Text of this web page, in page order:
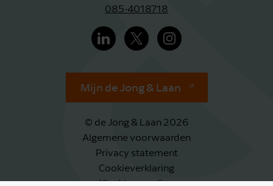
085-4018718
Mijn de Jong & Laan
© de Jong & Laan 2026
Algemene voorwaarden
Privacy statement
Cookieverklaring
Klachtenregeling